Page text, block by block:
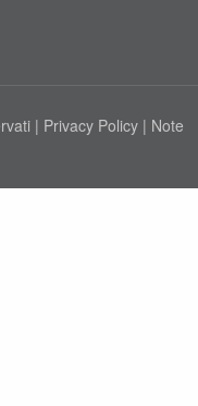
| Privacy Policy | Note